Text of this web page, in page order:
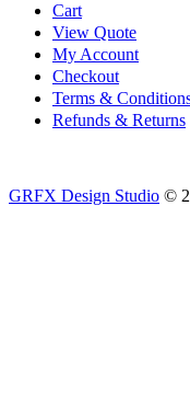
Cart
View Quote
My Account
Checkout
Terms &
Refunds & Returns
GRFX Design Studio ©